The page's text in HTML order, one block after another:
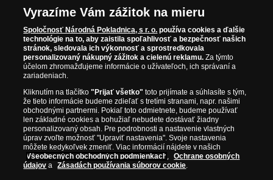
Parížska mincovňa, Nórska mincovňa, Fínska mincovňa alebo
Austrálska mincovňa Perth. Spoločnosť svojim zákazníkom a
zberateľom garantuje, že všetky produkty sú v originálnej a v
prvotriednej kvalite, čo je doložené aj priloženým Certifikátom
autentickosti.
Vyrazíme Vám zážitok na mieru
Spoločnosť Národná Pokladnica, s r. o. používa cookies a ďalšie
technológie na to, aby zaistila spoľahlivosť a bezpečnosť našich
stránok, sledovala ich výkonnosť a sprostredkovala
personalizovaný nákupný zážitok a cielenú reklamu. Za týmto
účelom zhromažďujeme informácie o užívateľoch, ich správaní a
zariadeniach.
Kliknutím na tlačítko"Prijať všetko" toto prijímate a súhlasíte s tým,
že tieto informácie budeme zdieľať s tretími stranami, napr. našimi
obchodnými partnermi. Pokiaľ toto odmietnete, budeme používať
len základné cookies a bohužiaľ nebudete dostávať žiadny
personalizovaný obsah. Pre podrobnosti a nastavenie vlastných
úprav zvoľte možnosť "Upraviť nastavenia". Svoje nastavenia
môžete kedykoľvek zmeniť. Viac informácií nájdete v našich
Všeobecných obchodných podmienkach ,
Ochrane osobných
údajov a Zásadách používania súborov cookie.